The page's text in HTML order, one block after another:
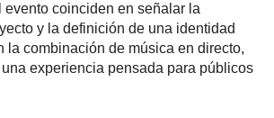
evento coinciden en señalar la
y la definición de una identidad
la combinación de música en directo,
experiencia pensada para públicos